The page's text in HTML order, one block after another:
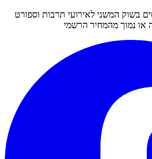
בשוק המשני לאירועי תרבות וספורט
או נמוך מהמחיר הרשמי